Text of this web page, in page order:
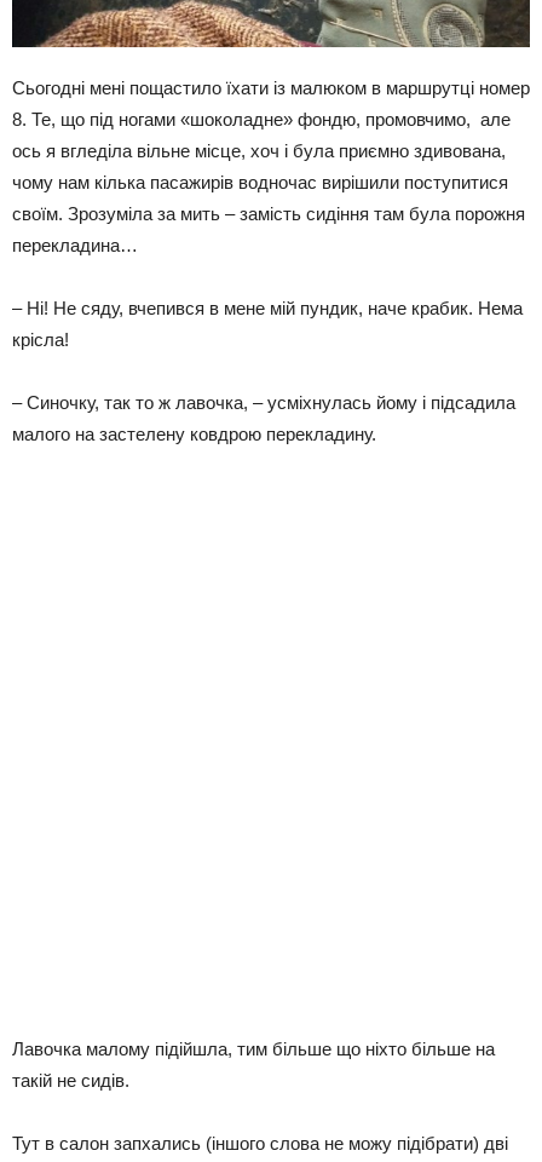
Сьогодні мені пощастило їхати із малюком в маршрутці номер
8. Те, що під ногами «шоколадне» фондю, промовчимо, але
ось я вгледіла вільне місце, хоч і була приємно здивована,
чому нам кілька пасажирів водночас вирішили поступитися
своїм. Зрозуміла за мить – замість сидіння там була порожня
перекладина…
– Ні! Не сяду, вчепився в мене мій пундик, наче крабик. Нема
крісла!
– Синочку, так то ж лавочка, – усміхнулась йому і підсадила
малого на застелену ковдрою перекладину.
Лавочка малому підійшла, тим більше що ніхто більше на
такій не сидів.
Тут в салон запхались (іншого слова не можу підібрати) дві